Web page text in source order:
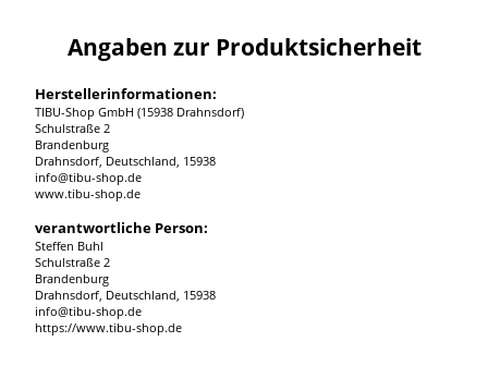
Angaben zur Produktsicherheit
Herstellerinformationen:
TIBU-Shop GmbH (15938 Drahnsdorf)
Schulstraße 2
Brandenburg
Drahnsdorf, Deutschland, 15938
info@tibu-shop.de
www.tibu-shop.de
verantwortliche Person:
Steffen Buhl
Schulstraße 2
Brandenburg
Drahnsdorf, Deutschland, 15938
info@tibu-shop.de
https://www.tibu-shop.de